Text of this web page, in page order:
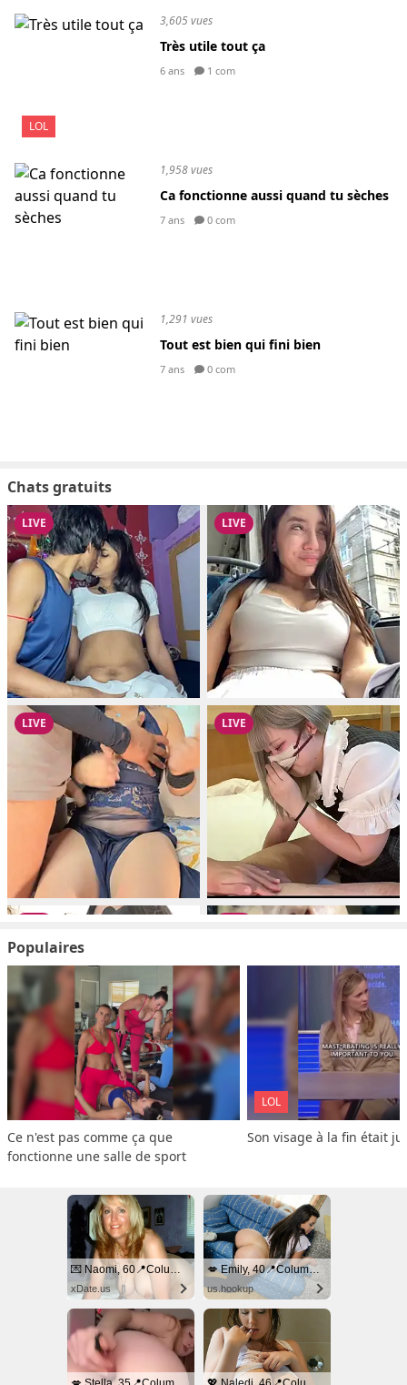
LOL
3,605 vues
Très utile tout ça
6 ans 1 com
1,958 vues
Ca fonctionne aussi quand tu sèches
7 ans 0 com
1,291 vues
Tout est bien qui fini bien
7 ans 0 com
Chats gratuits
Populaires
Ce n'est pas comme ça que
fonctionne une salle de sport
LOL
Son visage à la fin était